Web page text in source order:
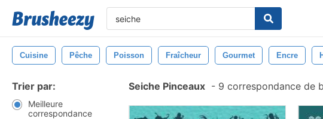
Cuisine Pêche Poisson Fraîcheur Gourmet Encre
Trier par:
Meilleure
correspondance
Seiche Pinceaux - 9 correspondance de